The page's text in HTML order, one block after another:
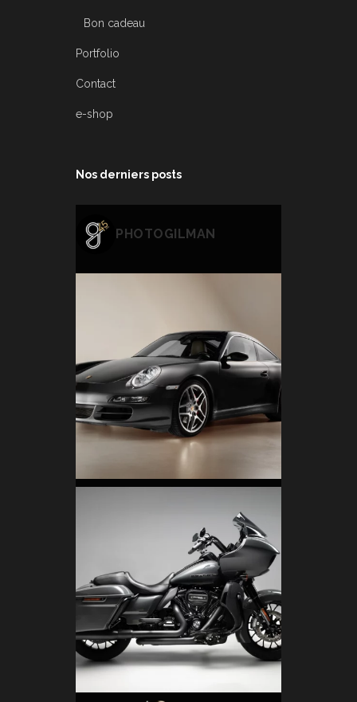
Bon cadeau
Portfolio
Contact
e-shop
Nos derniers posts
PHOTOGILMAN